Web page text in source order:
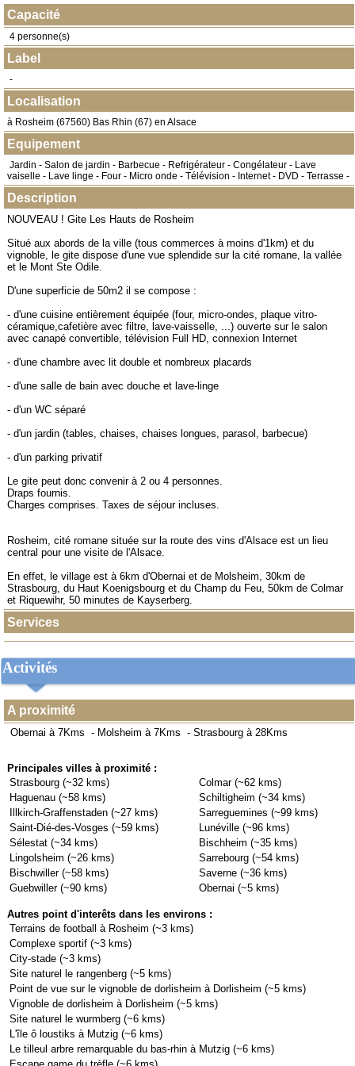
Capacité
4 personne(s)
Label
-
Localisation
à Rosheim (67560) Bas Rhin (67) en Alsace
Equipement
Jardin - Salon de jardin - Barbecue - Refrigérateur - Congélateur - Lave
vaiselle - Lave linge - Four - Micro onde - Télévision - Internet - DVD - Terrasse -
Description
NOUVEAU ! Gite Les Hauts de Rosheim
Situé aux abords de la ville (tous commerces à moins d'1km) et du
vignoble, le gite dispose d'une vue splendide sur la cité romane, la vallée
et le Mont Ste Odile.
D'une superficie de 50m2 il se compose :
- d'une cuisine entièrement équipée (four, micro-ondes, plaque vitro-
céramique,cafetière avec filtre, lave-vaisselle, ...) ouverte sur le salon
avec canapé convertible, télévision Full HD, connexion Internet
- d'une chambre avec lit double et nombreux placards
- d'une salle de bain avec douche et lave-linge
- d'un WC séparé
- d'un jardin (tables, chaises, chaises longues, parasol, barbecue)
- d'un parking privatif
Le gite peut donc convenir à 2 ou 4 personnes.
Draps fournis.
Charges comprises. Taxes de séjour incluses.
Rosheim, cité romane située sur la route des vins d'Alsace est un lieu
central pour une visite de l'Alsace.
En effet, le village est à 6km d'Obernai et de Molsheim, 30km de
Strasbourg, du Haut Koenigsbourg et du Champ du Feu, 50km de Colmar
et Riquewihr, 50 minutes de Kayserberg.
Services
Activités
A proximité
Obernai à 7Kms - Molsheim à 7Kms - Strasbourg à 28Kms
Principales villes à proximité :
Strasbourg (~32 kms)
Colmar (~62 kms)
Haguenau (~58 kms)
Schiltigheim (~34 kms)
Illkirch-Graffenstaden (~27 kms)
Sarreguemines (~99 kms)
Saint-Dié-des-Vosges (~59 kms)
Lunéville (~96 kms)
Sélestat (~34 kms)
Bischheim (~35 kms)
Lingolsheim (~26 kms)
Sarrebourg (~54 kms)
Bischwiller (~58 kms)
Saverne (~36 kms)
Guebwiller (~90 kms)
Obernai (~5 kms)
Autres point d'interêts dans les environs :
Terrains de football à Rosheim (~3 kms)
Complexe sportif (~3 kms)
City-stade (~3 kms)
Site naturel le rangenberg (~5 kms)
Point de vue sur le vignoble de dorlisheim à Dorlisheim (~5 kms)
Vignoble de dorlisheim à Dorlisheim (~5 kms)
Site naturel le wurmberg (~6 kms)
L'île ô loustiks à Mutzig (~6 kms)
Le tilleul arbre remarquable du bas-rhin à Mutzig (~6 kms)